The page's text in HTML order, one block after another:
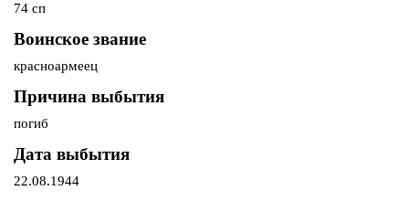
74 сп
Воинское звание
красноармеец
Причина выбытия
погиб
Дата выбытия
22.08.1944